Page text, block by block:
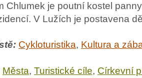
Chlumek je poutní kostel
V Lužích je postavena
Cykloturistika, Kultura a
Města, Turistické cíle, Církevní